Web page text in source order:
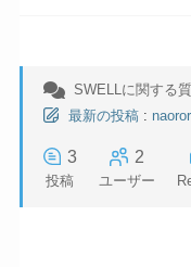
SWELLに関する
最新の投稿 :
3
投稿
2
ユーザー